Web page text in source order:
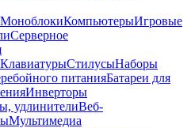
МоноблокиКомпьютерыИгровые
Серверное
КлавиатурыСтилусыНаборы
питанияБатареи для
Инверторы
удлинителиВеб-
Мультимедиа